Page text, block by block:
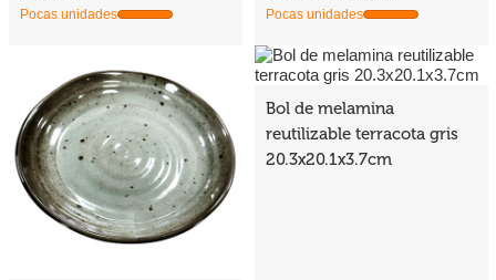
Pocas unidades Pocas unidades
Bol de melamina
reutilizable terracota gris
20.3x20.1x3.7cm